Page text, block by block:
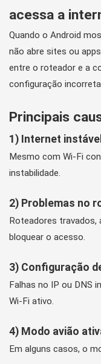
acessa a
Quando o Android
não abre sites ou
entre o roteador e a
configuração
Principais
1) Internet
Mesmo com Wi-Fi
instabilidade.
2) Problemas no
Roteadores travados,
bloquear o acesso.
3) Configuração
Falhas no IP ou DNS
Wi-Fi ativo.
4) Modo avião
Em alguns casos, o